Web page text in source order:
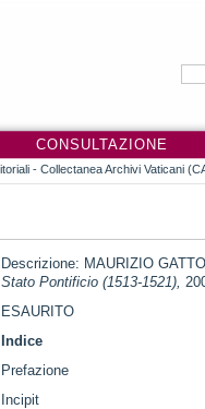
CONSULTAZIONE
- Collectanea Archivi Vaticani
Descrizione: MAURIZIO
Stato Pontificio (1513-1521),
ESAURITO
Indice
Prefazione
Incipit